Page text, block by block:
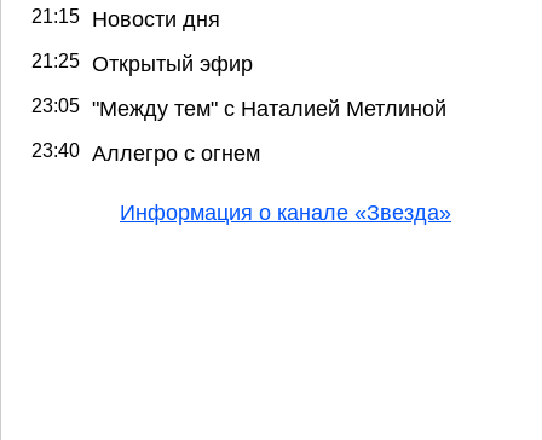
21:15 Новости дня
21:25 Открытый эфир
23:05 "Между тем" с Наталией Метлиной
23:40 Аллегро с огнем
Информация о канале «Звезда»